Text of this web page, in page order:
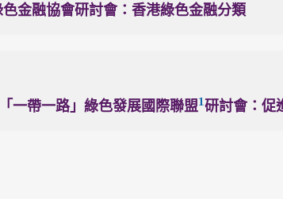
金融協會研討會：香港綠色金融分類
一帶一路」綠色發展國際聯盟1研討會：促